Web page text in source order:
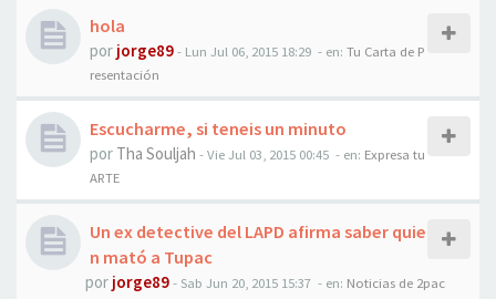
hola
por jorge89- Lun Jul 06, 2015 18:29 - en: Tu Carta de P
resentación
Escucharme, si teneis un minuto
por Tha Souljah -Vie Jul 03, 2015 00:45 - en: Expresa tu
ARTE
Un ex detective del LAPD afirma saber quie
n mató a Tupac
por jorge89- Sab Jun 20, 2015 15:37 - en: Noticias de 2pac